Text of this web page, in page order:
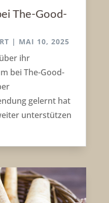
The-Good-
| MAI 10, 2025
ihr
bei The-Good-
gelernt hat
unterstützen